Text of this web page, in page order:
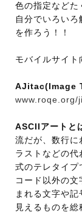
色の指定などた
自分でいろい
を作ろう！！
モバイルサイト
AJitac(Image
www.roqe.org/
ASCIIアートと
流だが、数行に
ラストなどの
式のテレタイプ
コード以外の
まれる文字や
見えるものを